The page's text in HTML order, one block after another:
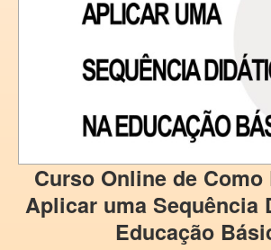
Curso Online de Como
Aplicar uma Sequência
Educação